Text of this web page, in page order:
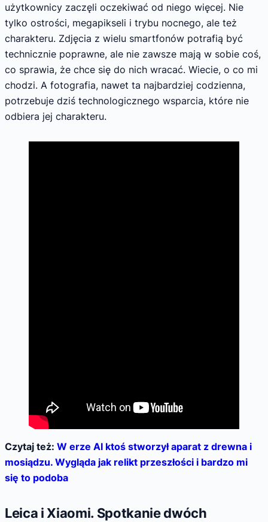
użytkownicy zaczęli oczekiwać od niego więcej. Nie
tylko ostrości, megapikseli i trybu nocnego, ale też
charakteru. Zdjęcia z wielu smartfonów potrafią być
technicznie poprawne, ale nie zawsze mają w sobie coś,
co sprawia, że chce się do nich wracać. Wiecie, o co mi
chodzi. A fotografia, nawet ta najbardziej codzienna,
potrzebuje dziś technologicznego wsparcia, które nie
odbiera jej charakteru.
Czytaj też: W erze AI ktoś stworzył aparat z drewna i
mosiądzu. Wygląda jak relikt przeszłości i bardzo mi
się to podoba
Leica i Xiaomi. Spotkanie dwóch